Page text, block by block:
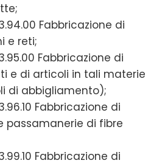
Fabbricazione di
e reti;
Fabbricazione di
e di articoli in tali materie
di abbigliamento);
Fabbricazione di
passamanerie di fibre
Fabbricazione di